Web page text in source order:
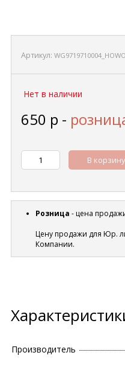
Артикул: WG9719710004_HOWO
Нет в наличии
650 р -
В корзину
Розница - цена
Цену продажи для Юр.
Компании.
Производитель